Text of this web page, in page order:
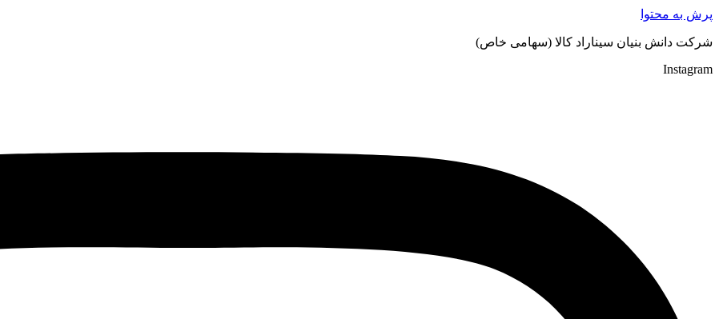
پرش به محتوا
شرکت دانش بنیان سیناراد کالا (سهامی خاص)
Instagram